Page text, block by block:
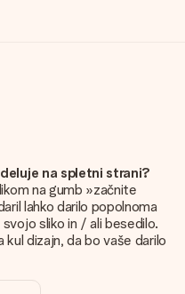
na spletni strani?
na gumb »začnite
lahko darilo popolnoma
sliko in / ali besedilo.
dizajn, da bo vaše darilo